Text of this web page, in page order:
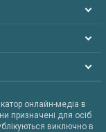
онлайн-медіа в
призначені для осіб
виключно в